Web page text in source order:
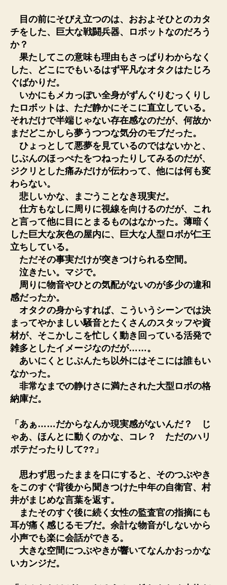
目の前にそびえ立つのは、おおよそひとのカタ
チをした、巨大な戦闘兵器、ロボットなのだろう
か？
果たしてこの意味も理由もさっぱりわからなく
した、どこにでもいるはず平凡なオタクはたじろ
ぐばかりだ。
いかにもメカっぽい全身がずんぐりむっくりし
たロボットは、ただ静かにそこに直立している。
それだけで半端じゃない存在感なのだが、何故か
まだどこかしら夢うつつな気分のモブだった。
ひょっとして悪夢を見ているのではないかと、
じぶんのほっぺたをつねったりしてみるのだが、
ジクリとした痛みだけが伝わって、他には何も変
わらない。
悲しいかな、まごうことなき現実だ。
仕方もなしに周りに視線を向けるのだが、これ
と言って他に目にとまるものはなかった。薄暗く
した巨大な灰色の屋内に、巨大な人型ロボが仁王
立ちしている。
ただその事実だけが突きつけられる空間。
泣きたい。マジで。
周りに物音やひとの気配がないのが多少の違和
感だったか。
オタクの身からすれば、こういうシーンでは決
まってやかましい騒音とたくさんのスタッフや資
材が、そこかしこを忙しく動き回っている活発で
雑多としたイメージなのだが……。
あいにくとじぶんたち以外にはそこには誰もい
なかった。
非常なまでの静けさに満たされた大型ロボの格
納庫だ。
「あぁ……だからなんか現実感がないんだ？ じ
ゃあ、ほんとに動くのかな、コレ？ ただのハリ
ボテだったりして??」
思わず思ったままを口にすると、そのつぶやき
をこのすぐ背後から聞きつけた中年の自衛官、村
井がまじめな言葉を返す。
またそのすぐ後に続く女性の監査官の指摘にも
耳が痛く感じるモブだ。余計な物音がしないから
小声でも楽に会話ができる。
大きな空間につぶやきが響いてなんかおっかな
いカンジだ。